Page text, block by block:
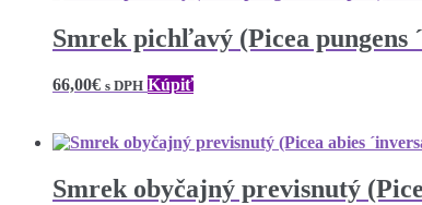
Smrek pichľavý (Picea pungens
66,00€ s DPH Kúpiť
Smrek obyčajný previsnutý